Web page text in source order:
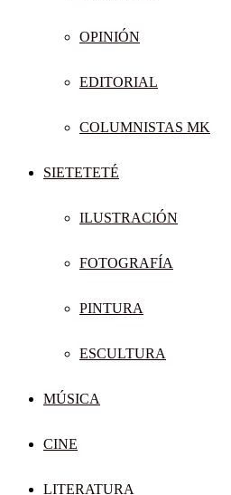
OPINIÓN
EDITORIAL
COLUMNISTAS MK
SIETETETÉ
ILUSTRACIÓN
FOTOGRAFÍA
PINTURA
ESCULTURA
MÚSICA
CINE
LITERATURA